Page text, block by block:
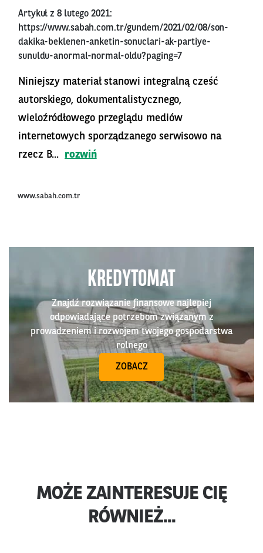
Artykuł z 8 lutego 2021:
https://www.sabah.com.tr/gundem/2021/02/08/son-
dakika-beklenen-anketin-sonuclari-ak-partiye-
sunuldu-anormal-normal-oldu?paging=7
Niniejszy materiał stanowi integralną cześć
autorskiego, dokumentalistycznego,
wieloźródłowego przeglądu mediów
internetowych sporządzanego serwisowo na
rzecz B...
rozwiń
www.sabah.com.tr
KREDYTOMAT
Znajdź rozwiązanie finansowe najlepiej
odpowiadające potrzebom związanym z
prowadzeniem i rozwojem twojego gospodarstwa
rolnego
ZOBACZ
MOŻE ZAINTERESUJE CIĘ
RÓWNIEŻ...